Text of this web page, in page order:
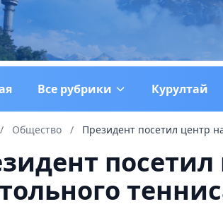
Все рубрики Курултай
/ Общество / Президент посетил центр
посетил